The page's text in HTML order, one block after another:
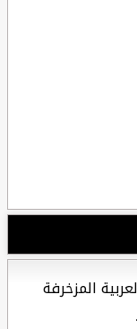
المزخرفة